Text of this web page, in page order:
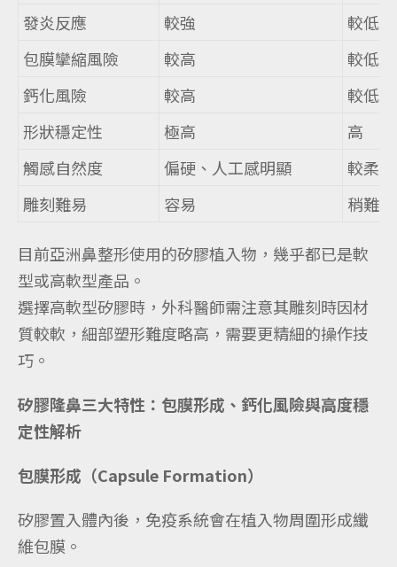
發炎反應
較強
較低
包膜攣縮風險
較高
較低
鈣化風險
較高
較低
形狀穩定性
極高
高
觸感自然度
偏硬、人工感明顯
較柔
雕刻難易
容易 稍難
目前亞洲鼻整形使用的矽膠植入物，幾乎都已是軟
型或高軟型產品。
選擇高軟型矽膠時，外科醫師需注意其雕刻時因材
質較軟，細部塑形難度略高，需要更精細的操作技
巧。
矽膠隆鼻三大特性：包膜形成、鈣化風險與高度穩
定性解析
包膜形成（Capsule Formation）
矽膠置入體內後，免疫系統會在植入物周圍形成纖
維包膜。